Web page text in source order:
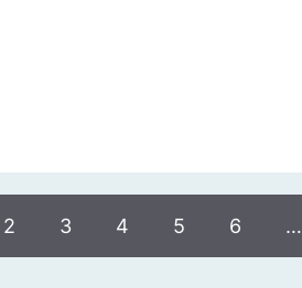
2 3 4 5 6 …